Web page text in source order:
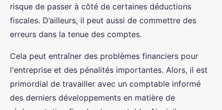
risque de passer à côté de certaines déductions
fiscales. D’ailleurs, il peut aussi de commettre des
erreurs dans la tenue des comptes.
Cela peut entraîner des problèmes financiers pour
l'entreprise et des pénalités importantes. Alors, il est
primordial de travailler avec un comptable informé
des derniers développements en matière de